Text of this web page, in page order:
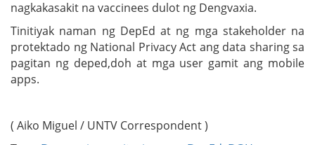
nagkakasakit na vaccinees dulot ng Dengvaxia.
Tinitiyak naman ng DepEd at ng mga stakeholder na
protektado ng National Privacy Act ang data sharing sa
pagitan ng deped,doh at mga user gamit ang mobile
apps.
( Aiko Miguel / UNTV Correspondent )